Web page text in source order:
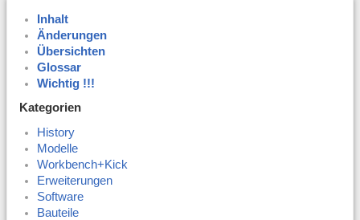
Inhalt
Änderungen
Übersichten
Glossar
Wichtig !!!
Kategorien
History
Modelle
Workbench+Kick
Erweiterungen
Software
Bauteile